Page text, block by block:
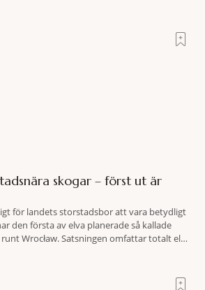
skogar – först ut är
för landets storstadsbor att vara betydligt
den första av elva planerade så kallade
Wrocław. Satsningen omfattar totalt elva
promenera, motionera